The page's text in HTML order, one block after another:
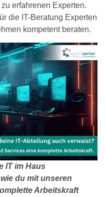
erfahrenen Experten.
die IT-Beratung Experten
kompetent beraten.
IT im Haus
du mit unseren
Arbeitskraft